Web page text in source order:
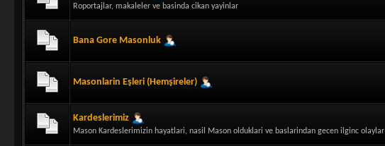
Roportajlar, makaleler ve basinda cikan yayinlar
Bana Gore Masonluk
Masonlarin Eşleri (Hemşireler)
Kardeslerimiz
Mason Kardeslerimizin hayatlari, nasil Mason olduklari ve baslarindan gecen ilginc olaylar